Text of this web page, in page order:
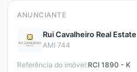
ANUNCIANTE
Rui Cavalheiro Real Estate
AMI 744
Referência do imóvel:RCI 1890 - K